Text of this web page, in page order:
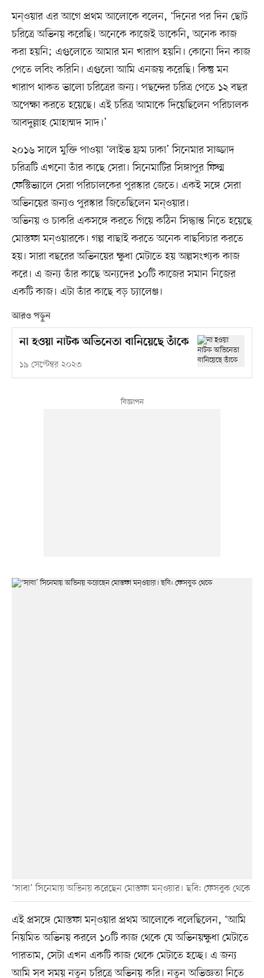
মন্ওয়ার এর আগে প্রথম আলোকে বলেন, ‘দিনের পর দিন ছোট
চরিত্রে অভিনয় করেছি। অনেকে কাজেই ডাকেনি, অনেক কাজ
করা হয়নি; এগুলোতে আমার মন খারাপ হয়নি। কোনো দিন কাজ
পেতে লবিং করিনি। এগুলো আমি এনজয় করেছি। কিন্তু মন
খারাপ থাকত ভালো চরিত্রের জন্য। পছন্দের চরিত্র পেতে ১২ বছর
অপেক্ষা করতে হয়েছে। এই চরিত্র আমাকে দিয়েছিলেন পরিচালক
আবদুল্লাহ মোহাম্মদ সাদ।’
২০১৬ সালে মুক্তি পাওয়া ‘লাইভ ফ্রম ঢাকা’ সিনেমার সাজ্জাদ
চরিত্রটি এখনো তাঁর কাছে সেরা। সিনেমাটির সিঙ্গাপুর ফিল্ম
ফেস্টিভ্যালে সেরা পরিচালকের পুরস্কার জেতে। একই সঙ্গে সেরা
অভিনয়ের জন্যও পুরস্কার জিতেছিলেন মন্ওয়ার।
অভিনয় ও চাকরি একসঙ্গে করতে গিয়ে কঠিন সিদ্ধান্ত নিতে হয়েছে
মোস্তফা মন্ওয়ারকে। গল্প বাছাই করতে অনেক বাছবিচার করতে
হয়। সারা বছরের অভিনয়ের ক্ষুধা মেটাতে হয় অল্পসংখ্যক কাজ
করে। এ জন্য তাঁর কাছে অন্যদের ১০টি কাজের সমান নিজের
একটি কাজ। এটা তাঁর কাছে বড় চ্যালেঞ্জ।
আরও পড়ুন
না হওয়া নাটক অভিনেতা বানিয়েছে তাঁকে
১৯ সেপ্টেম্বর ২০২৩
‘সাবা’ সিনেমায় অভিনয় করেছেন মোস্তফা মন্ওয়ার। ছবি: ফেসবুক থেকে
এই প্রসঙ্গে মোস্তফা মন্ওয়ার প্রথম আলোকে বলেছিলেন, ‘আমি
নিয়মিত অভিনয় করলে ১০টি কাজ থেকে যে অভিনয়ক্ষুধা মেটাতে
পারতাম, সেটা এখন একটি কাজ থেকে মেটাতে হচ্ছে। এ জন্য
আমি সব সময় নতুন চরিত্রে অভিনয় করি। নতুন অভিজ্ঞতা নিতে